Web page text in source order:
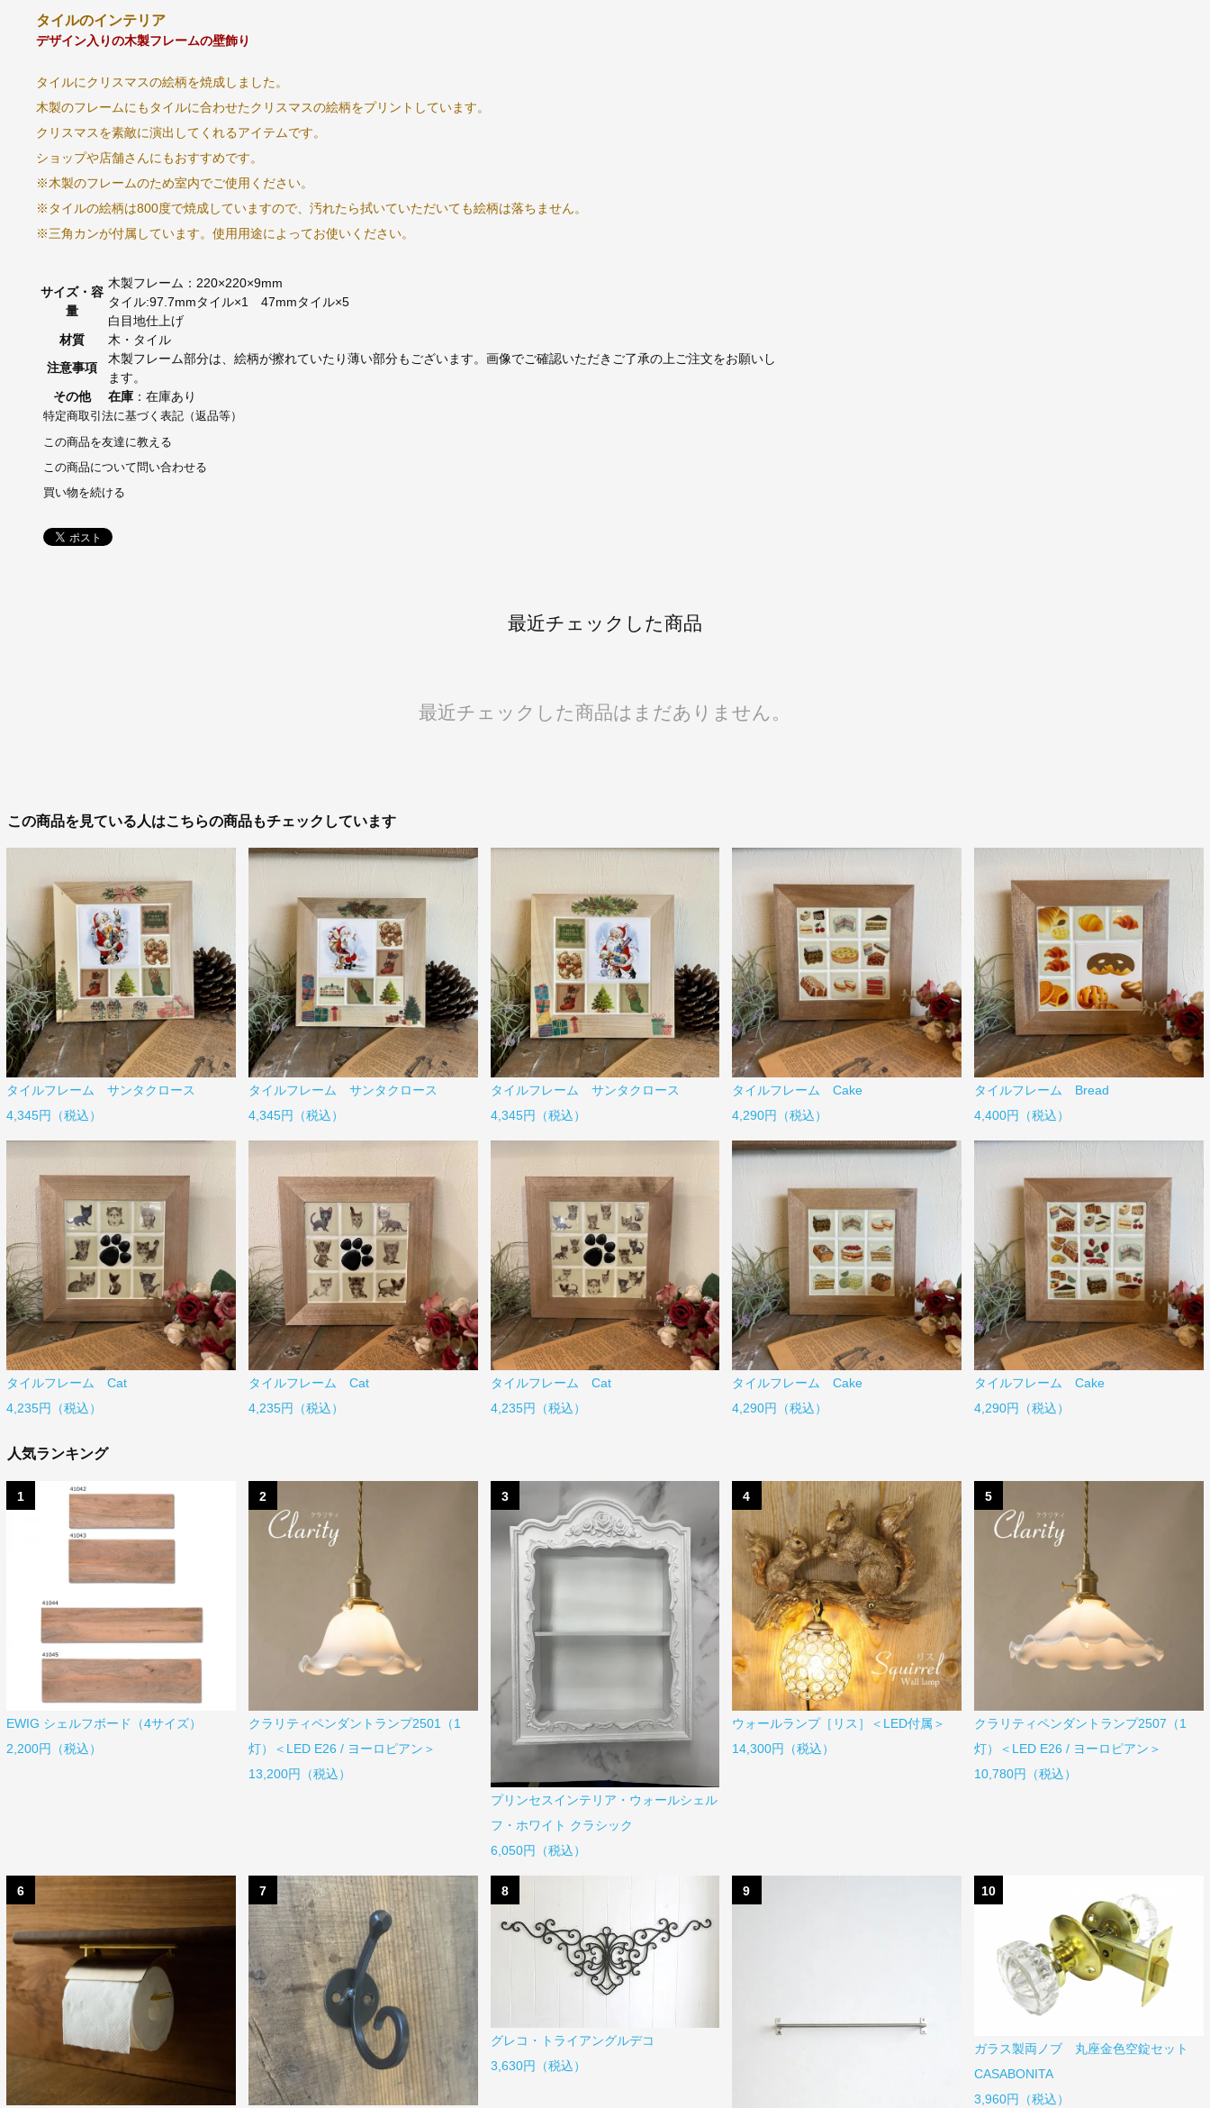
タイルのインテリア
デザイン入りの木製フレームの壁飾り
タイルにクリスマスの絵柄を焼成しました。
木製のフレームにもタイルに合わせたクリスマスの絵柄をプリントしています。
クリスマスを素敵に演出してくれるアイテムです。
ショップや店舗さんにもおすすめです。
※木製のフレームのため室内でご使用ください。
※タイルの絵柄は800度で焼成していますので、汚れたら拭いていただいても絵柄は落ちません。
※三角カンが付属しています。使用用途によってお使いください。
サイズ・容
量
木製フレーム：220×220×9mm
タイル:97.7mmタイル×1 47mmタイル×5
白目地仕上げ
材質
木・タイル
注意事項
木製フレーム部分は、絵柄が擦れていたり薄い部分もございます。画像でご確認いただきご了承の上ご注文をお願いし
ます。
その他
在庫：在庫あり
特定商取引法に基づく表記（返品等）
この商品を友達に教える
この商品について問い合わせる
買い物を続ける
最近チェックした商品
最近チェックした商品はまだありません。
この商品を見ている人はこちらの商品もチェックしています
タイルフレーム サンタクロース
4,345円（税込）
タイルフレーム サンタクロース
4,345円（税込）
タイルフレーム サンタクロース
4,345円（税込）
タイルフレーム Cake
4,290円（税込）
タイルフレーム Bread
4,400円（税込）
タイルフレーム Cat
4,235円（税込）
タイルフレーム Cat
4,235円（税込）
タイルフレーム Cat
4,235円（税込）
タイルフレーム Cake
4,290円（税込）
タイルフレーム Cake
4,290円（税込）
人気ランキング
1
EWIG シェルフボード（4サイズ）
2,200円（税込）
2
クラリティペンダントランプ2501（1
灯）＜LED E26 / ヨーロピアン＞
13,200円（税込）
3
プリンセスインテリア・ウォールシェル
フ・ホワイト クラシック
6,050円（税込）
4
ウォールランプ［リス］＜LED付属＞
14,300円（税込）
5
クラリティペンダントランプ2507（1
灯）＜LED E26 / ヨーロピアン＞
10,780円（税込）
6 7 8
グレコ・トライアングルデコ
3,630円（税込）
9 10
ガラス製両ノブ 丸座金色空錠セット
CASABONITA
3,960円（税込）